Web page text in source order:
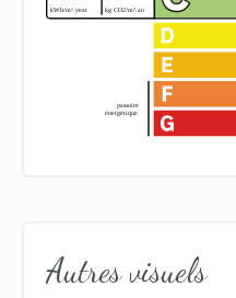
Autres visuels